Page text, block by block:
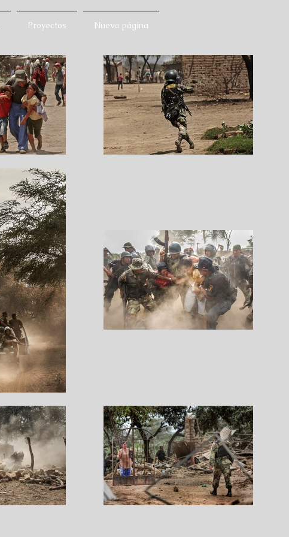
Proyectos Nueva página